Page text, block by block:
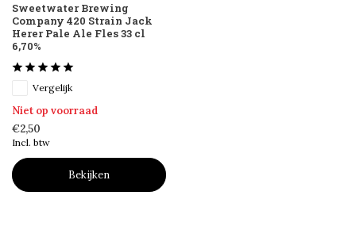
Sweetwater Brewing
Company 420 Strain Jack
Herer Pale Ale Fles 33 cl
6,70%
Vergelijk
Niet op voorraad
€2,50
Incl. btw
Bekijken